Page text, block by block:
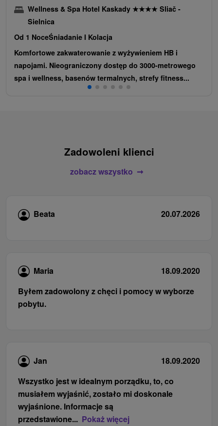
Wellness & Spa Hotel Kaskady ★★★★ Sliač -
Sielnica
Od 1 NoceŚniadanie I Kolacja
Komfortowe zakwaterowanie z wyżywieniem HB i
napojami. Nieograniczony dostęp do 3000-metrowego
spa i wellness, basenów termalnych, strefy fitness...
Zadowoleni klienci
zobacz wszystko
Beata 20.07.2026
Maria
18.09.2020
Byłem zadowolony z chęci i pomocy w wyborze
pobytu.
Jan
18.09.2020
Wszystko jest w idealnym porządku, to, co
musiałem wyjaśnić, zostało mi doskonale
wyjaśnione. Informacje są
przedstawione... Pokaż więcej